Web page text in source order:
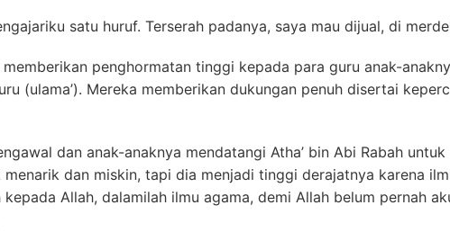
satu huruf. Terserah padanya, saya mau dijual, di
penghormatan tinggi kepada para guru anak-
(ulama’). Mereka memberikan dukungan penuh disertai
dan anak-anaknya mendatangi Atha’ bin Abi Rabah
dan miskin, tapi dia menjadi tinggi derajatnya karena
Allah, dalamilah ilmu agama, demi Allah belum pernah